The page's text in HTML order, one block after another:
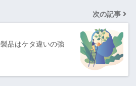
次の記事
品はケタ違いの強